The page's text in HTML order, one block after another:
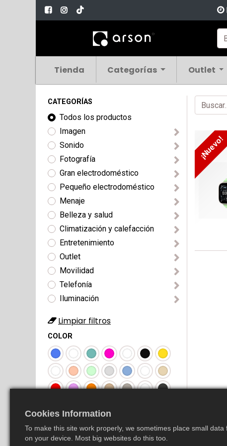
Tienda Categorías Outlet
CATEGORÍAS
Todos los productos
Imagen
Sonido
Fotografía
Gran electrodoméstico
Pequeño electrodoméstico
Menaje
Belleza y salud
Climatización y calefacción
Entretenimiento
Outlet
Movilidad
Telefonía
Iluminación
Limpiar filtros
COLOR
¡Nuevo!
Cookies Information
To make this site work properly, we sometimes place small data
on your device. Most big websites do this too.